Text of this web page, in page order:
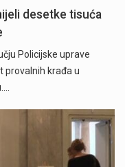
desetke tisuća
Policijske uprave
provalnih krađa u